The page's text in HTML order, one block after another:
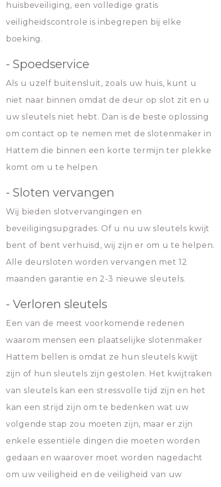
huisbeveiliging, een volledige gratis
veiligheidscontrole is inbegrepen bij elke
boeking.
- Spoedservice
Als u uzelf buitensluit, zoals uw huis, kunt u
niet naar binnen omdat de deur op slot zit en u
uw sleutels niet hebt. Dan is de beste oplossing
om contact op te nemen met de slotenmaker in
Hattem die binnen een korte termijn ter plekke
komt om u te helpen.
- Sloten vervangen
Wij bieden slotvervangingen en
beveiligingsupgrades. Of u nu uw sleutels kwijt
bent of bent verhuisd, wij zijn er om u te helpen.
Alle deursloten worden vervangen met 12
maanden garantie en 2-3 nieuwe sleutels.
- Verloren sleutels
Een van de meest voorkomende redenen
waarom mensen een plaatselijke slotenmaker
Hattem bellen is omdat ze hun sleutels kwijt
zijn of hun sleutels zijn gestolen. Het kwijtraken
van sleutels kan een stressvolle tijd zijn en het
kan een strijd zijn om te bedenken wat uw
volgende stap zou moeten zijn, maar er zijn
enkele essentiële dingen die moeten worden
gedaan en waarover moet worden nagedacht
om uw veiligheid en de veiligheid van uw